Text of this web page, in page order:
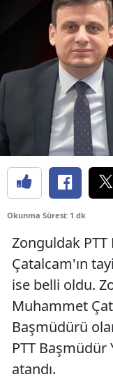
Okunma Süresi: 1 dk
Zonguldak
Çatalcam'ın
ise belli oldu.
Muhammet
Başmüdürü
PTT Başmüdür
atandı.